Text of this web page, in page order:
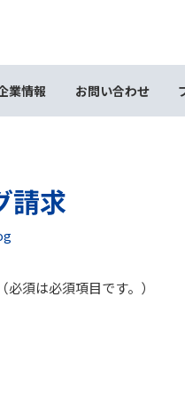
業情報 お問い合わせ
請求
必須は必須項目です。）